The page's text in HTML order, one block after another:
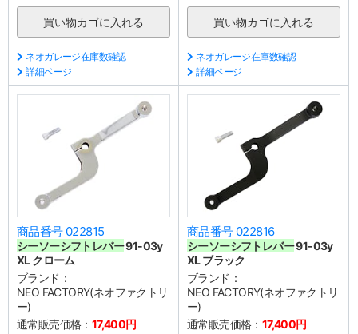
ネオガレージ在庫数確認
詳細ページ
ネオガレージ在庫数確認
詳細ページ
商品番号 022815
シーソーシフトレバー91-03y
XL クローム
ブランド：
NEO FACTORY(ネオファクトリ
ー)
通常販売価格： 17,400円
商品番号 022816
シーソーシフトレバー91-03y
XL ブラック
ブランド：
NEO FACTORY(ネオファクトリ
ー)
通常販売価格： 17,400円